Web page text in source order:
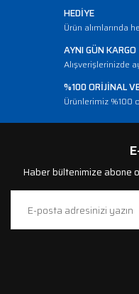
HEDİYE
Ürün alımlarında
AYNI GÜN KARGO
Alışverişlerinizde
%100 ORİJİNAL
Ürünlerimiz %100
Haber bültenimize abone